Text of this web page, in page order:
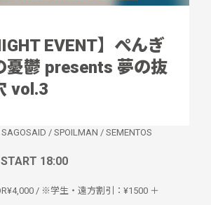
EVENT】ぺんぎ
憂鬱 presents 夢の抜
vol.3
SAGOSAID / SPOILMAN / SEMENTOS
18:00
/ ※学生・遠方割引：¥1500 ＋